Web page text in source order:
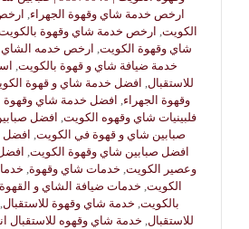
ارخص خدمة شاي وقهوة الجهراء
الكويت ارخص خدمة شاي وقهوة
شاي وقهوة الكويت ارخص خدمه الشاي
خدمة ضيافة شاي و قهوة بالكويت
للاستقبال افضل خدمة شاي و قهوة
وقهوة الجهراء افضل خدمة شاي وقهوة
فلبينيات شاي وقهوه الكويت افضل
صبابين شاي و قهوة في الكويت افضل
افضل صبابين شاي وقهوة الكويت
وعصير الكويت خدمات شاي وقهوة
الكويت خدمات ضيافة الشاي و القهوة
بالكويت خدمة شاي وقهوة للاستقبال
للاستقبال خدمة شاي وقهوه للاستقبال